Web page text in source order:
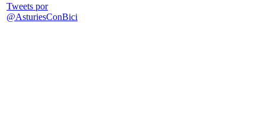
Tweets por
@AsturiesConBici